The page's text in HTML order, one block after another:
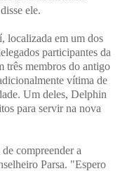
ele.
localizada em um dos
participantes da
três membros do antigo
vítima de
Um deles, Delphin
para servir na nova
compreender a
Parsa. "Espero